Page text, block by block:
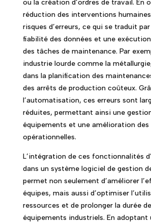
ou la création d’ordres de travail. En
réduction des interventions
risques d’erreurs, ce qui se traduit
fiabilité des données et une
des tâches de maintenance. Par
industrie lourde comme la
dans la planification des
des arrêts de production coûteux.
l’automatisation, ces erreurs sont
réduites, permettant ainsi une
équipements et une amélioration
opérationnelles.
L’intégration de ces fonctionnalités
dans un système logiciel de gestion
permet non seulement d’améliorer
équipes, mais aussi d’optimiser
ressources et de prolonger la durée
équipements industriels. En adoptant